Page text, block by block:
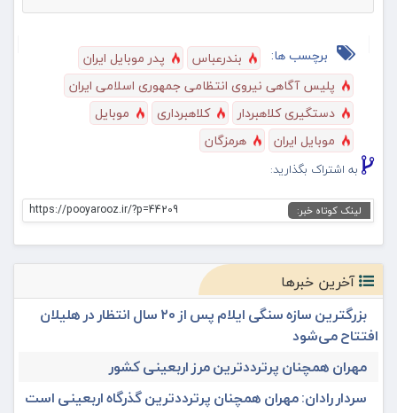
برچسب ها: بندرعباس
پدر موبایل ایران
پلیس آگاهی نیروی انتظامی جمهوری اسلامی ایران
دستگیری کلاهبردار
کلاهبرداری
موبایل
موبایل ایران
هرمزگان
به اشتراک بگذارید:
لینک کوتاه خبر: https://pooyarooz.ir/?p=44209
آخرین خبرها
بزرگترین سازه سنگی ایلام پس از ۲۰ سال انتظار در هلیلان
افتتاح می‌شود
مهران همچنان پرترددترین مرز اربعینی کشور
سردار رادان: مهران همچنان پرترددترین گذرگاه اربعینی است